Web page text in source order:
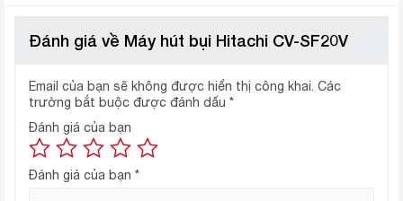
Đánh giá về Máy hút bụi Hitachi CV-SF20V
Email của bạn sẽ không được hiển thị công khai. Các
trường bắt buộc được đánh dấu *
Đánh giá của bạn
Đánh giá của bạn *